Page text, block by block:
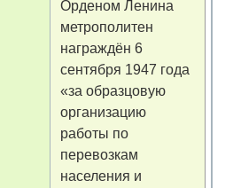
Орденом Ленина
метрополитен
награждён 6
сентября 1947 года
«за образцовую
организацию
работы по
перевозкам
населения и